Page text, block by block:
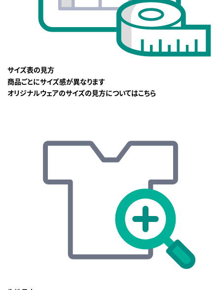
サイズ表の見方
商品ごとにサイズ感が異なります
オリジナルウェアのサイズの見方についてはこちら